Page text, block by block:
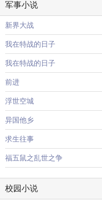
军事小说
新界大战
我在特战的日子
我在特战的日子
前进
浮世空城
异国他乡
求生往事
福五鼠之乱世之争
校园小说